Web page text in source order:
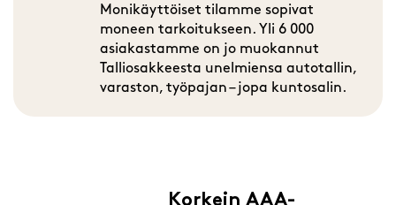
Monikäyttöiset tilamme sopivat
moneen tarkoitukseen. Yli 6 000
asiakastamme on jo muokannut
Talliosakkeesta unelmiensa autotallin,
varaston, työpajan – jopa kuntosalin.